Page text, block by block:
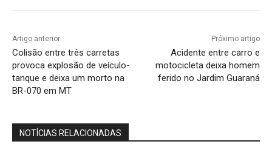
Artigo anterior
Colisão entre três carretas
provoca explosão de veículo-
tanque e deixa um morto na
BR-070 em MT
Próximo artigo
Acidente entre carro e
motocicleta deixa homem
ferido no Jardim Guaraná
NOTÍCIAS RELACIONADAS